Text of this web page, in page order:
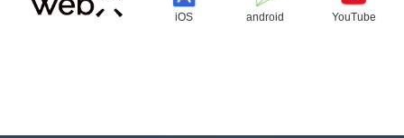
iOS android YouTube